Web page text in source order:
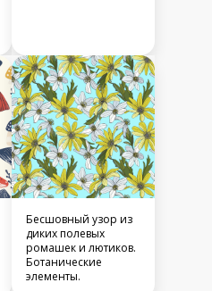
Бесшовный узор из
диких полевых
ромашек и лютиков.
Ботанические
элементы.